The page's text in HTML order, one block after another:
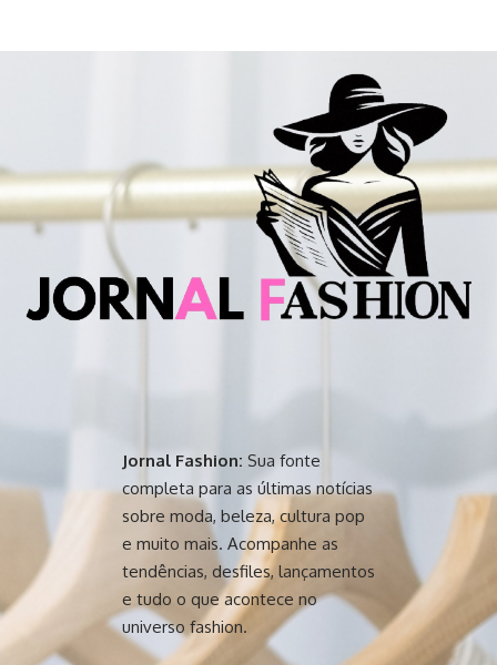
Jornal Fashion: Sua fonte
completa para as últimas notícias
sobre moda, beleza, cultura pop
e muito mais. Acompanhe as
tendências, desfiles, lançamentos
e tudo o que acontece no
universo fashion.